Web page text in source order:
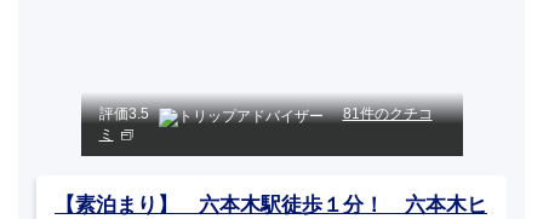
評価3.5
81件のクチコ
ミ
【素泊まり】 六本木駅徒歩１分！ 六本木ヒ